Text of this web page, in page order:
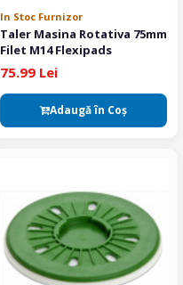
In Stoc Furnizor
Taler Masina Rotativa 75mm
Filet M14 Flexipads
75.99 Lei
Adaugă în Coş